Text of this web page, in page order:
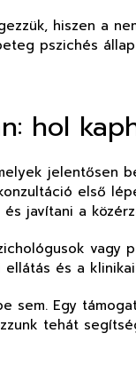
hiszen a
pszichés
hol
jelentősen
első
javítani a
és a
sem. Egy
tehát